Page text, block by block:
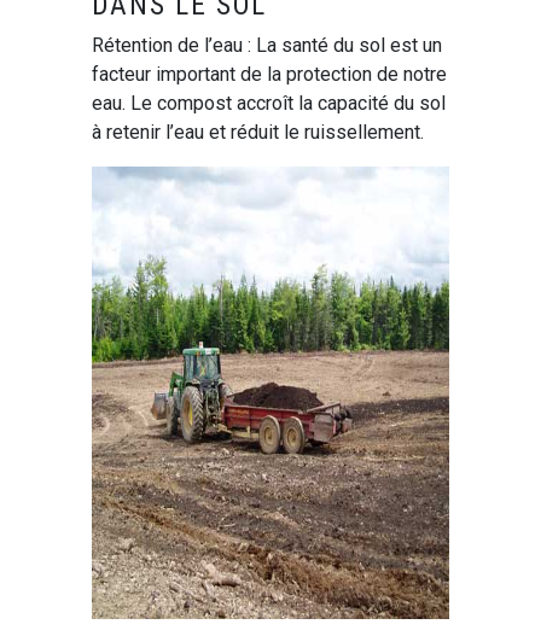
Rétention de l’eau : La santé du sol est un
facteur important de la protection de notre
eau. Le compost accroît la capacité du sol
à retenir l’eau et réduit le ruissellement.